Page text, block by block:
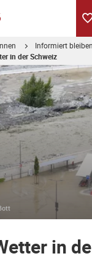
Informiert bleiben
in der Schweiz
in